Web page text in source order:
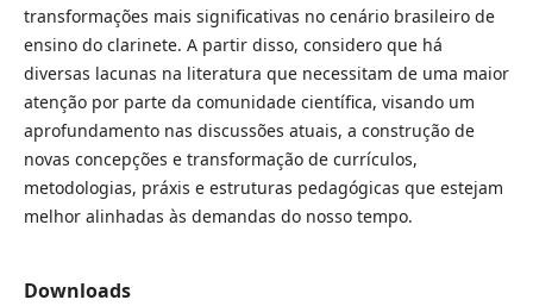
transformações mais significativas no cenário brasileiro de
ensino do clarinete. A partir disso, considero que há
diversas lacunas na literatura que necessitam de uma maior
atenção por parte da comunidade científica, visando um
aprofundamento nas discussões atuais, a construção de
novas concepções e transformação de currículos,
metodologias, práxis e estruturas pedagógicas que estejam
melhor alinhadas às demandas do nosso tempo.
Downloads